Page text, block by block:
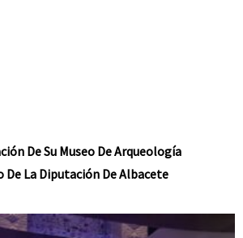
De Su Museo De Arqueología
De La Diputación De Albacete